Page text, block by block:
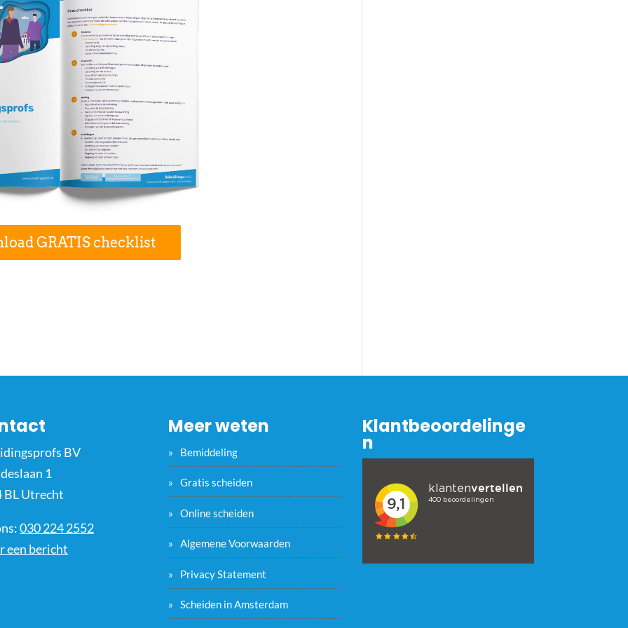
GRATIS checklist
BV
1
BL Utrecht
030 224 2552
een bericht
Meer weten
Bemiddeling
Gratis scheiden
Online scheiden
Algemene Voorwaarden
Privacy Statement
Scheiden in Amsterdam
Klantbeoordelinge
n